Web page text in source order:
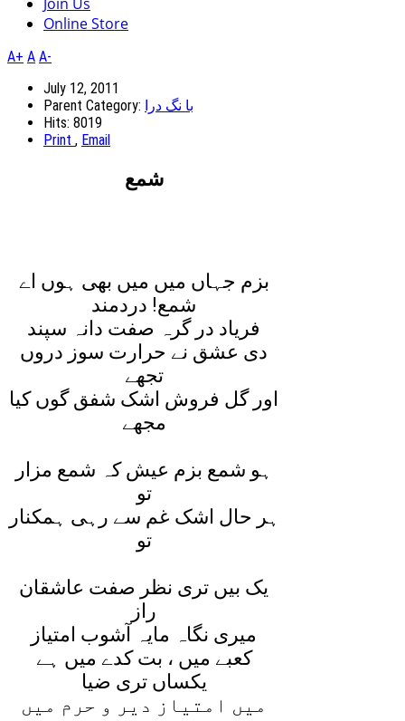
Online Store
A+ A A-
July 12, 2011
Parent Category: با نگ درا
Hits: 8019
Print , Email
شمع
بزم جہاں ميں ميں بھی ہوں اے
شمع! دردمند
فرياد در گرہ صفت دانہ سپند
دی عشق نے حرارت سوز دروں
تجھے
اور گل فروش اشک شفق گوں کيا
مجھے
ہو شمع بزم عيش کہ شمع مزار
تو
ہر حال اشک غم سے رہی ہمکنار
تو
يک بيں تری نظر صفت عاشقان
راز
ميری نگاہ مايہ آشوب امتياز
کعبے ميں ، بت کدے ميں ہے
يکساں تری ضيا
ميں امتياز دير و حرم ميں